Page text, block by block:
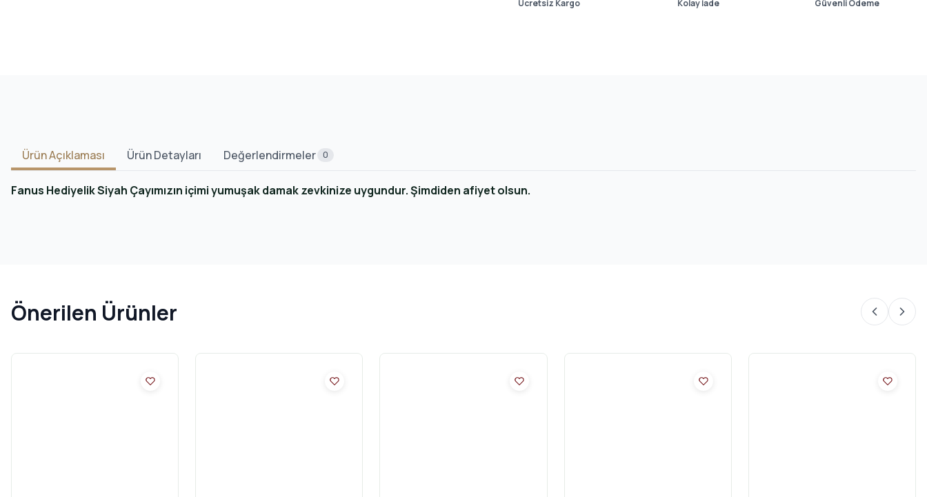
Ücretsiz Kargo Kolay İade Güvenli Ödeme
Ürün Açıklaması Ürün Detayları Değerlendirmeler 0
Fanus Hediyelik Siyah Çayımızın içimi yumuşak damak zevkinize uygundur. Şimdiden afiyet olsun.
Önerilen Ürünler